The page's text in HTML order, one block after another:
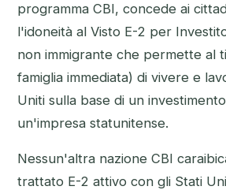
programma CBI, concede ai
l'idoneità al Visto E-2 per
non immigrante che permette al
famiglia immediata) di vivere e
Uniti sulla base di un
un'impresa statunitense.
Nessun'altra nazione CBI
trattato E-2 attivo con gli Stati